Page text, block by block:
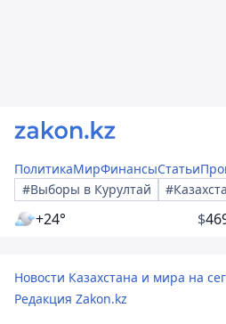
ПолитикаМирФинансыСтатьи
#Выборы в Курултай
+24° $
Новости Казахстана и мира на
Редакция Zakon.kz